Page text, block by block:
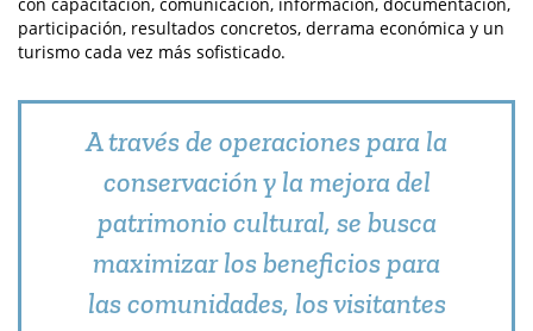
participación, resultados concretos, derrama económica y un
turismo cada vez más sofisticado.
A través de operaciones para la
conservación y la mejora del
patrimonio cultural, se busca
maximizar los beneficios para
las comunidades, los visitantes